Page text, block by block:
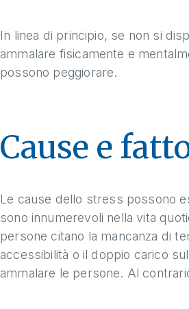
In linea di principio, se non si
ammalare fisicamente e
possono peggiorare.
Cause e
Le cause dello stress possono
sono innumerevoli nella vita
persone citano la mancanza di
accessibilità o il doppio carico
ammalare le persone. Al